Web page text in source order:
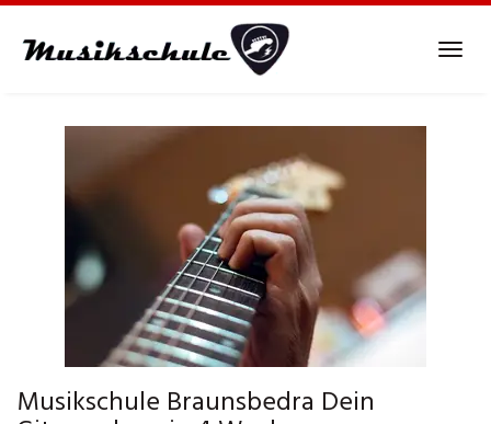
Musikschule Braunsbedra Dein